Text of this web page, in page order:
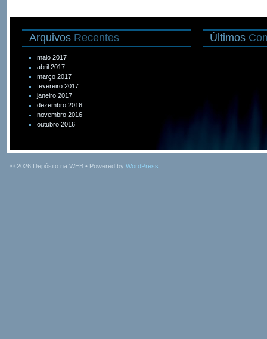
Arquivos Recentes
maio 2017
abril 2017
março 2017
fevereiro 2017
janeiro 2017
dezembro 2016
novembro 2016
outubro 2016
Últimos
© 2026 Depósito na WEB • Powered by WordPress